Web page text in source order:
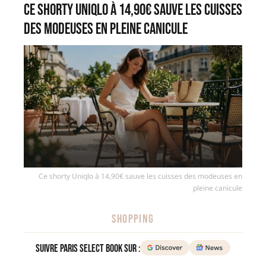
Ce shorty Uniqlo à 14,90€ sauve les cuisses
des modeuses en pleine canicule
Ce shorty Uniqlo à 14,90€ sauve les cuisses des modeuses en
pleine canicule
SHOPPING
Suivre Paris Select Book sur :